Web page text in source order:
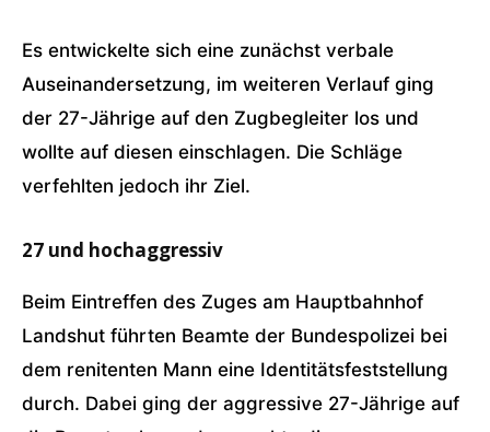
Es entwickelte sich eine zunächst verbale
Auseinandersetzung, im weiteren Verlauf ging
der 27-Jährige auf den Zugbegleiter los und
wollte auf diesen einschlagen. Die Schläge
verfehlten jedoch ihr Ziel.
27 und hochaggressiv
Beim Eintreffen des Zuges am Hauptbahnhof
Landshut führten Beamte der Bundespolizei bei
dem renitenten Mann eine Identitätsfeststellung
durch. Dabei ging der aggressive 27-Jährige auf